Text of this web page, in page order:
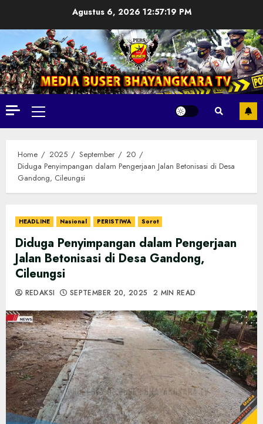
Agustus 6, 2026 12:57:20 PM
Primary
Menu
Home 2025 September
20
Diduga Penyimpangan dalam Pengerjaan Jalan Betonisasi di Desa
Gandong, Cileungsi
HEADLINE Nasional PERISTIWA Sorot
Diduga Penyimpangan dalam Pengerjaan
Jalan Betonisasi di Desa Gandong,
Cileungsi
REDAKSI SEPTEMBER 20, 2025 2 MIN READ